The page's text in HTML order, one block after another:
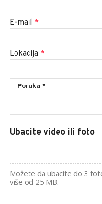
E-mail *
Lokacija *
Ubacite video ili foto
Možete da ubacite do 3
više od 25 MB.